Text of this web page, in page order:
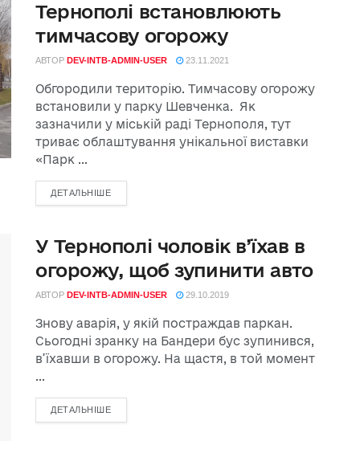
Тернополі встановлюють
тимчасову огорожу
АВТОР DEV-INTB-ADMIN-USER 23.11.2021
Обгородили територію. Тимчасову огорожу
встановили у парку Шевченка. Як
зазначили у міській раді Тернополя, тут
триває облаштування унікальної виставки
«Парк ...
ДЕТАЛЬНІШЕ
У Тернополі чоловік в’їхав в
огорожу, щоб зупинити авто
АВТОР DEV-INTB-ADMIN-USER 29.10.2019
Знову аварія, у якій постраждав паркан.
Сьогодні зранку на Бандери бус зупинився,
в’їхавши в огорожу. На щастя, в той момент
...
ДЕТАЛЬНІШЕ